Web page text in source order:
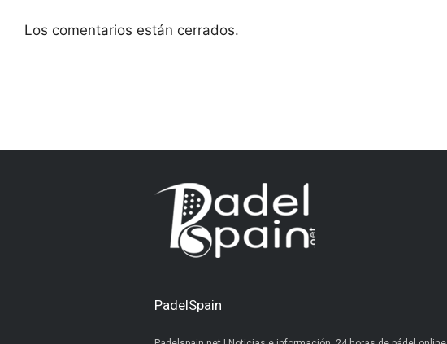
Los comentarios están cerrados.
PadelSpain